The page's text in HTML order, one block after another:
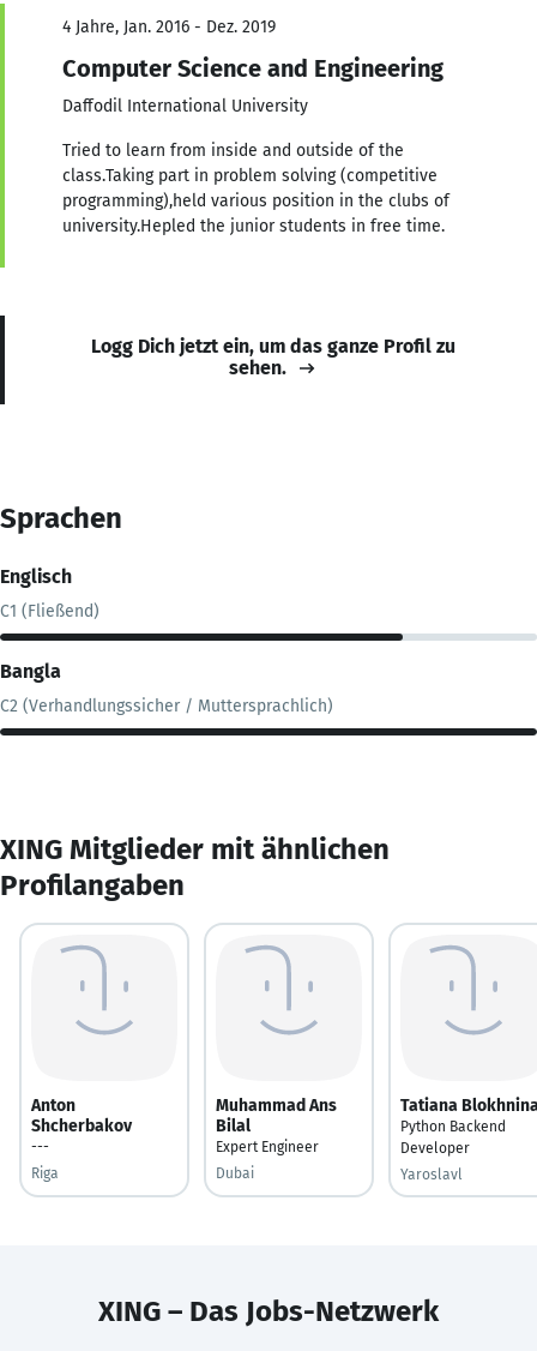
4 Jahre, Jan. 2016 - Dez. 2019
Computer Science and Engineering
Daffodil International University
Tried to learn from inside and outside of the
class.Taking part in problem solving (competitive
programming),held various position in the clubs of
university.Hepled the junior students in free time.
Logg Dich jetzt ein, um das ganze Profil zu
sehen.
Sprachen
Englisch
C1 (Fließend)
Bangla
C2 (Verhandlungssicher / Muttersprachlich)
XING Mitglieder mit ähnlichen
Profilangaben
Anton
Shcherbakov
---
Riga
Muhammad Ans
Bilal
Expert Engineer
Dubai
Tatiana
Python Backend
Developer
Yaroslavl
XING – Das Jobs-Netzwerk